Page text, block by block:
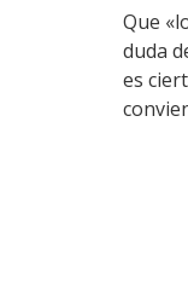
Que
duda
es